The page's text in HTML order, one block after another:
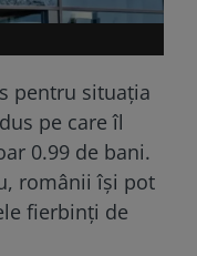
pentru situația
pe care îl
0.99 de bani.
românii își pot
fierbinți de